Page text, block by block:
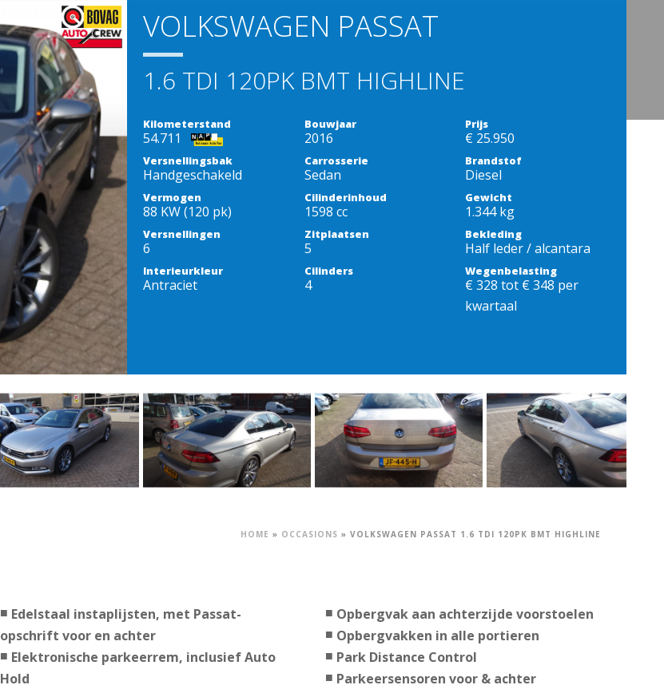
VOLKSWAGEN PASSAT
1.6 TDI 120PK BMT HIGHLINE
Kilometerstand
54.711
Bouwjaar
2016
Prijs
€ 25.950
Versnellingsbak
Handgeschakeld
Carrosserie
Sedan
Brandstof
Diesel
Vermogen
88 KW (120 pk)
Cilinderinhoud
1598 cc
Gewicht
1.344 kg
Versnellingen
6
Zitplaatsen
5
Bekleding
Half leder / alcantara
Interieurkleur
Antraciet
Cilinders
4
Wegenbelasting
€ 328 tot € 348 per
kwartaal
HOME » OCCASIONS » VOLKSWAGEN PASSAT 1.6 TDI 120PK BMT HIGHLINE
Edelstaal instaplijsten, met Passat-
opschrift voor en achter
Elektronische parkeerrem, inclusief Auto
Hold
Opbergvak aan achterzijde voorstoelen
Opbergvakken in alle portieren
Park Distance Control
Parkeersensoren voor & achter